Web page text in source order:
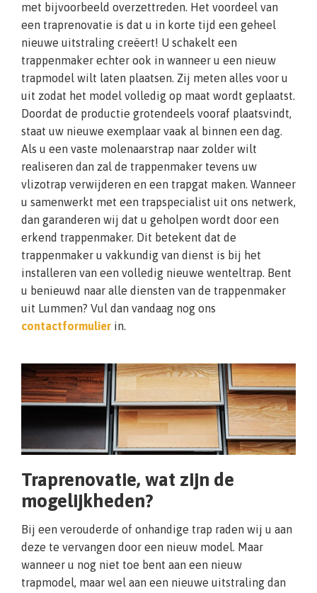
met bijvoorbeeld overzettreden. Het voordeel van
een traprenovatie is dat u in korte tijd een geheel
nieuwe uitstraling creëert! U schakelt een
trappenmaker echter ook in wanneer u een nieuw
trapmodel wilt laten plaatsen. Zij meten alles voor u
uit zodat het model volledig op maat wordt geplaatst.
Doordat de productie grotendeels vooraf plaatsvindt,
staat uw nieuwe exemplaar vaak al binnen een dag.
Als u een vaste molenaarstrap naar zolder wilt
realiseren dan zal de trappenmaker tevens uw
vlizotrap verwijderen en een trapgat maken. Wanneer
u samenwerkt met een trapspecialist uit ons netwerk,
dan garanderen wij dat u geholpen wordt door een
erkend trappenmaker. Dit betekent dat de
trappenmaker u vakkundig van dienst is bij het
installeren van een volledig nieuwe wenteltrap. Bent
u benieuwd naar alle diensten van de trappenmaker
uit Lummen? Vul dan vandaag nog ons
contactformulier in.
Traprenovatie, wat zijn de
mogelijkheden?
Bij een verouderde of onhandige trap raden wij u aan
deze te vervangen door een nieuw model. Maar
wanneer u nog niet toe bent aan een nieuw
trapmodel, maar wel aan een nieuwe uitstraling dan